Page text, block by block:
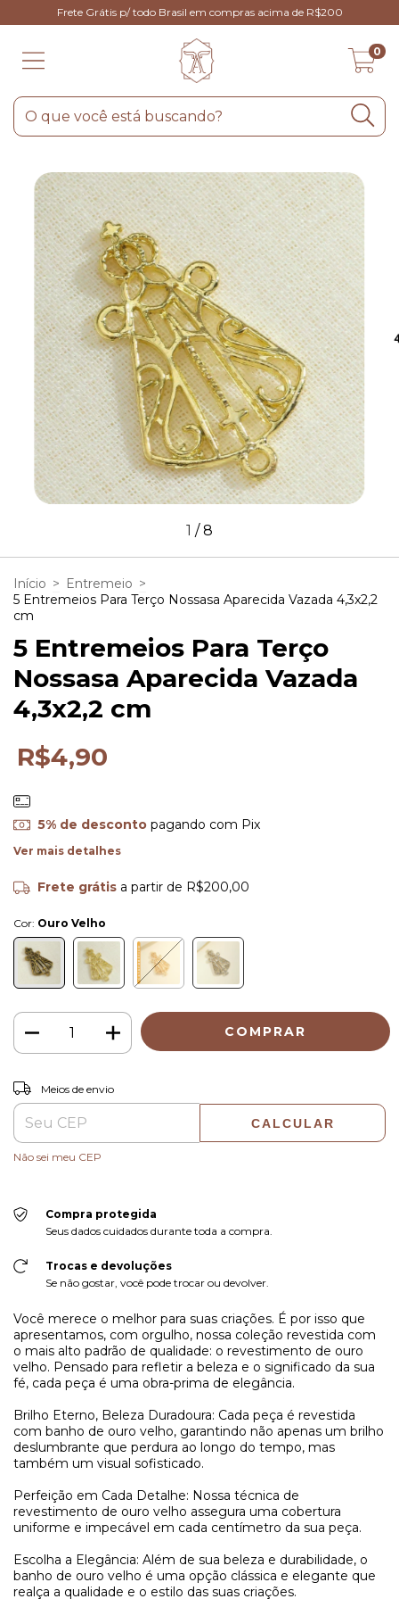
Frete Grátis p/ todo Brasil em compras acima de R$200
0
1 /8
Início > Entremeio >
5 Entremeios Para Terço Nossasa Aparecida Vazada 4,3x2,2
cm
5 Entremeios Para Terço
Nossasa Aparecida Vazada
4,3x2,2 cm
R$4,90
5% de descontopagando com Pix
Ver mais detalhes
Frete grátis a partir de R$200,00
Cor: Ouro Velho
Entregas para o CEP:
Meios de envio
CALCULAR
Não sei meu CEP
Compra protegida
Seus dados cuidados durante toda a compra.
Trocas e devoluções
Se não gostar, você pode trocar ou devolver.
Você merece o melhor para suas criações. É por isso que
apresentamos, com orgulho, nossa coleção revestida com
o mais alto padrão de qualidade: o revestimento de ouro
velho. Pensado para refletir a beleza e o significado da sua
fé, cada peça é uma obra-prima de elegância.
Brilho Eterno, Beleza Duradoura: Cada peça é revestida
com banho de ouro velho, garantindo não apenas um brilho
deslumbrante que perdura ao longo do tempo, mas
também um visual sofisticado.
Perfeição em Cada Detalhe: Nossa técnica de
revestimento de ouro velho assegura uma cobertura
uniforme e impecável em cada centímetro da sua peça.
Escolha a Elegância: Além de sua beleza e durabilidade, o
banho de ouro velho é uma opção clássica e elegante que
realça a qualidade e o estilo das suas criações.